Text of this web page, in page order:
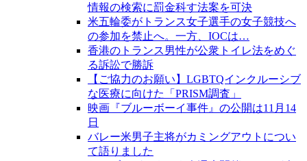
情報の検索に罰金科す法案を可決
米五輪委がトランス女子選手の女子競技へ
の参加を禁止へ。一方、IOCは…
香港のトランス男性が公衆トイレ法をめぐ
る訴訟で勝訴
【ご協力のお願い】LGBTQインクルーシブ
な医療に向けた「PRISM調査」
映画『ブルーボーイ事件』の公開は11月14
日
バレー米男子主将がカミングアウトについ
て語りました